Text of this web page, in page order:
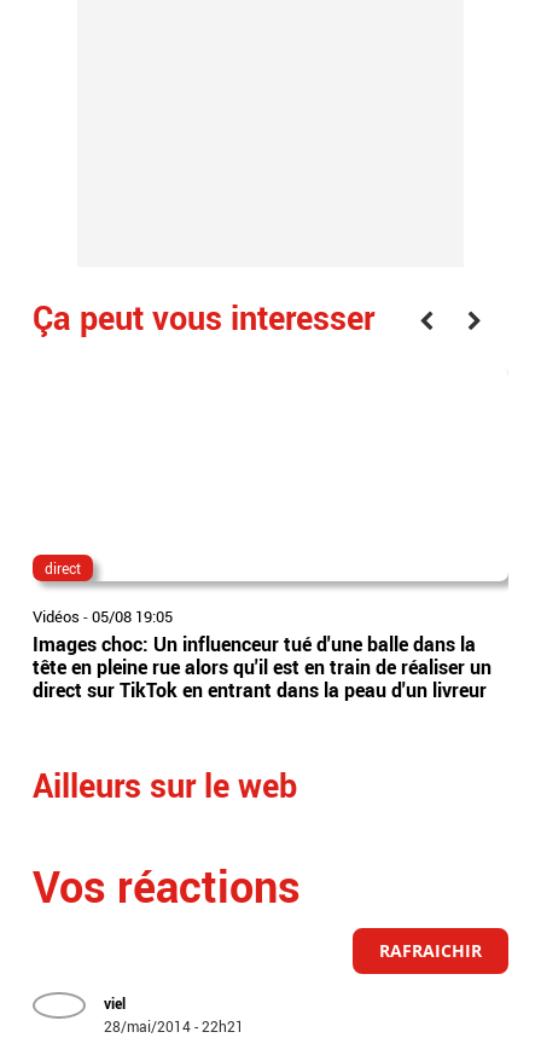
Ça peut vous interesser
direct
Vidéos -05/08 19:05
Images choc: Un influenceur tué d'une balle dans la
tête en pleine rue alors qu'il est en train de réaliser un
direct sur TikTok en entrant dans la peau d'un livreur
Ailleurs sur le web
Vos réactions
RAFRAICHIR
viel
28/mai/2014 - 22h21